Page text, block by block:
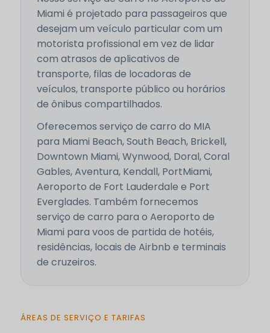
Miami é projetado para passageiros que
desejam um veículo particular com um
motorista profissional em vez de lidar
com atrasos de aplicativos de
transporte, filas de locadoras de
veículos, transporte público ou horários
de ônibus compartilhados.
Oferecemos serviço de carro do MIA
para Miami Beach, South Beach, Brickell,
Downtown Miami, Wynwood, Doral, Coral
Gables, Aventura, Kendall, PortMiami,
Aeroporto de Fort Lauderdale e Port
Everglades. Também fornecemos
serviço de carro para o Aeroporto de
Miami para voos de partida de hotéis,
residências, locais de Airbnb e terminais
de cruzeiros.
ÁREAS DE SERVIÇO E TARIFAS